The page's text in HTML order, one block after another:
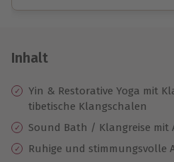
Jeder Gutschein für alle
10 Jahre gültig &
Inhalt
Yin & Restorative Yoga mit
tibetische Klangschalen
Sound Bath / Klangreise mit
Ruhige und stimmungsvolle